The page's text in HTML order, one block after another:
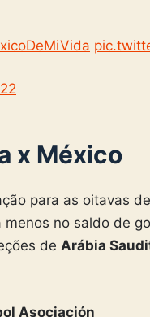
x México
para as oitavas
no saldo de
de Arábia
Asociación